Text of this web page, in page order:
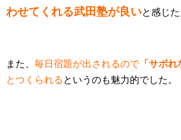
わせてくれる武田塾が良いと感じた
また、 毎日宿題が出されるので「サボれ
とつくられる というのも魅力的でした。